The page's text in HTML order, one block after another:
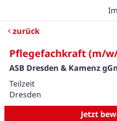
zurück
Pflegefachkraft (m/
ASB Dresden & Kamenz
Teilzeit
Dresden
Jetzt